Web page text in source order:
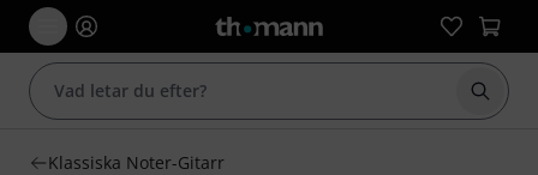
Börja
Klassiska Noter-Gitarr